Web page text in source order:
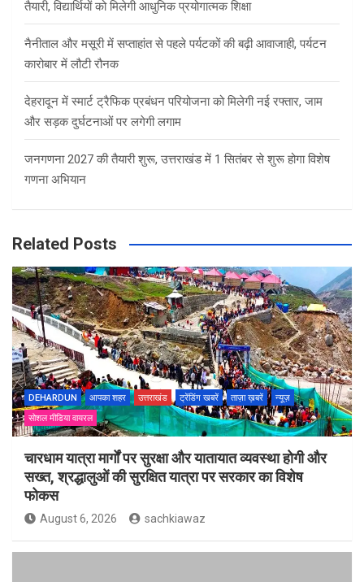
तैयारी, विद्यार्थियों को मिलेगी आधुनिक प्रयोगात्मक शिक्षा
नैनीताल और मसूरी में सप्ताहांत से पहले पर्यटकों की बढ़ी आवाजाही, पर्यटन
कारोबार में लौटी रौनक
देहरादून में स्मार्ट ट्रैफिक प्रबंधन परियोजना को मिलेगी नई रफ्तार, जाम
और सड़क दुर्घटनाओं पर लगेगी लगाम
जनगणना 2027 की तैयारी शुरू, उत्तराखंड में 1 सितंबर से शुरू होगा विशेष
गणना अभियान
Related Posts
DEHARDUN आपका शहर उत्तराखंड ट्रेंडिंग खबरें ताज़ा ख़बरें
न्यूज़
सोशल मीडिया वायरल
चारधाम यात्रा मार्गों पर सुरक्षा और यातायात व्यवस्था होगी और
सख्त, श्रद्धालुओं की सुरक्षित यात्रा पर सरकार का विशेष
फोकस
August 6, 2026 sachkiawaz